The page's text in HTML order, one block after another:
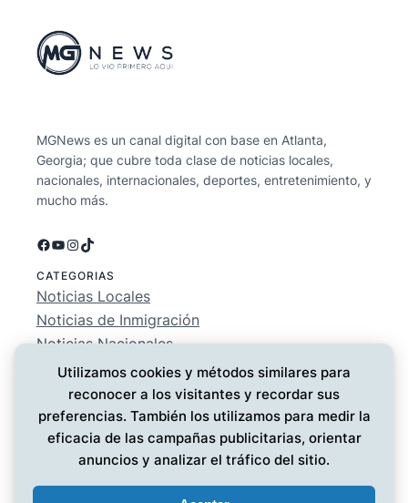
MGNews es un canal digital con base en Atlanta,
Georgia; que cubre toda clase de noticias locales,
nacionales, internacionales, deportes, entretenimiento, y
mucho más.
Facebook
YouTube
Instagram
TikTok
CATEGORIAS
Noticias Locales
Noticias de Inmigración
Noticias Nacionales
Deportes
Entretenimiento
EMPRESA
Conócenos
Política de Privacidad
Utilizamos cookies y métodos similares para
reconocer a los visitantes y recordar sus
preferencias. También los utilizamos para medir la
eficacia de las campañas publicitarias, orientar
anuncios y analizar el tráfico del sitio.